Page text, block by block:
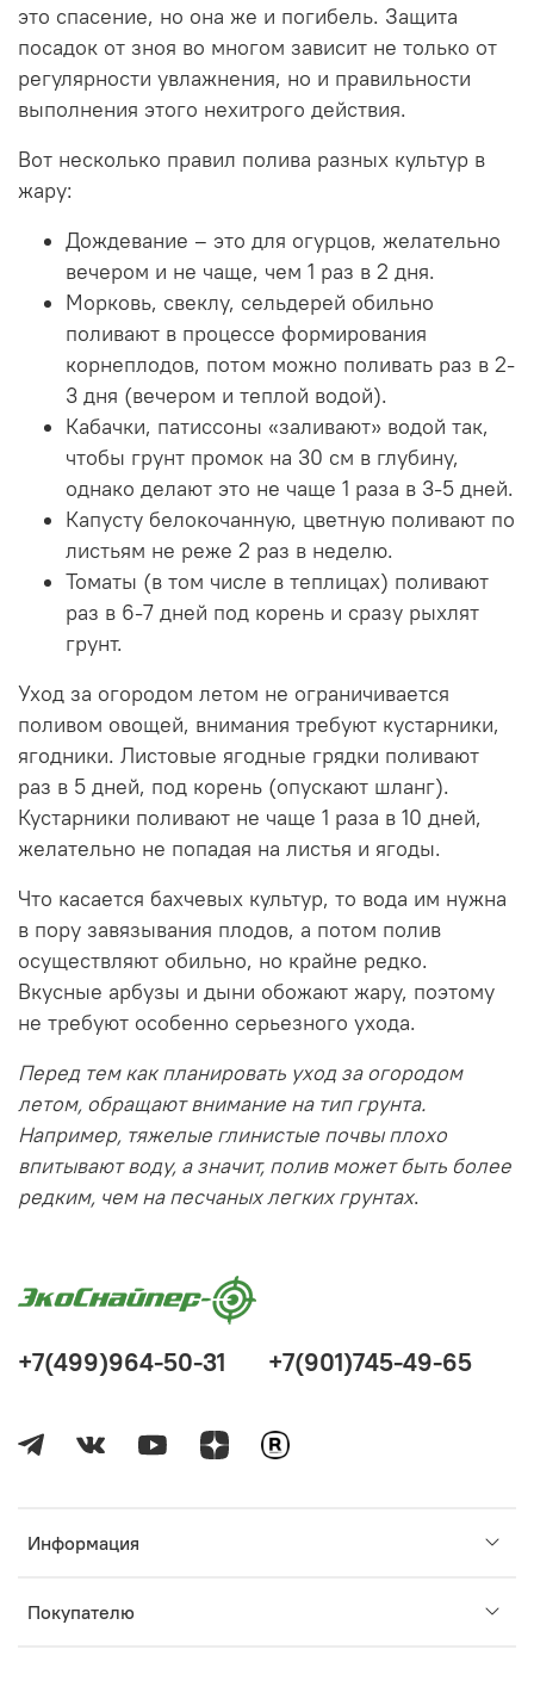
это спасение, но она же и погибель. Защита
посадок от зноя во многом зависит не только от
регулярности увлажнения, но и правильности
выполнения этого нехитрого действия.
Вот несколько правил полива разных культур в
жару:
Дождевание – это для огурцов, желательно
вечером и не чаще, чем 1 раз в 2 дня.
Морковь, свеклу, сельдерей обильно
поливают в процессе формирования
корнеплодов, потом можно поливать раз в 2-
3 дня (вечером и теплой водой).
Кабачки, патиссоны «заливают» водой так,
чтобы грунт промок на 30 см в глубину,
однако делают это не чаще 1 раза в 3-5 дней.
Капусту белокочанную, цветную поливают по
листьям не реже 2 раз в неделю.
Томаты (в том числе в теплицах) поливают
раз в 6-7 дней под корень и сразу рыхлят
грунт.
Уход за огородом летом не ограничивается
поливом овощей, внимания требуют кустарники,
ягодники. Листовые ягодные грядки поливают
раз в 5 дней, под корень (опускают шланг).
Кустарники поливают не чаще 1 раза в 10 дней,
желательно не попадая на листья и ягоды.
Что касается бахчевых культур, то вода им нужна
в пору завязывания плодов, а потом полив
осуществляют обильно, но крайне редко.
Вкусные арбузы и дыни обожают жару, поэтому
не требуют особенно серьезного ухода.
Перед тем как планировать уход за огородом
летом, обращают внимание на тип грунта.
Например, тяжелые глинистые почвы плохо
впитывают воду, а значит, полив может быть более
редким, чем на песчаных легких грунтах.
Информация
Покупателю
+7(499)964-50-31 +7(901)745-49-65